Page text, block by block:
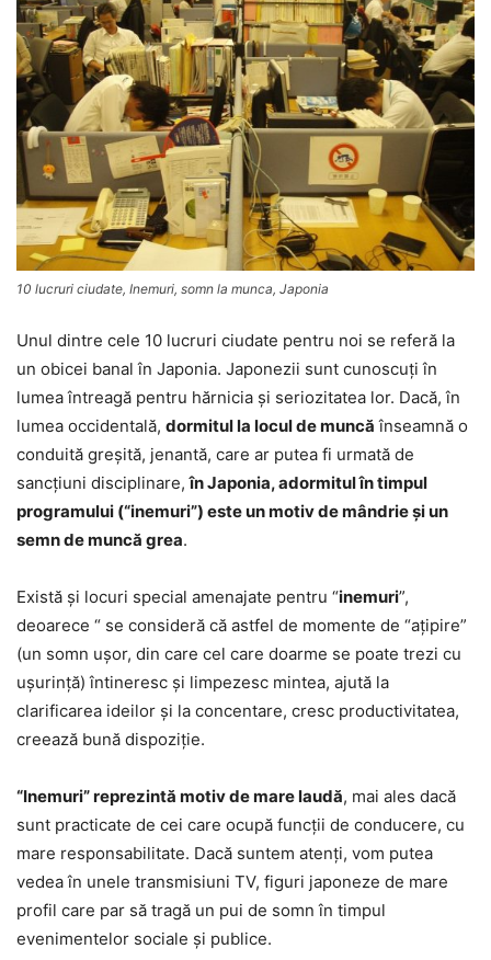
10 lucruri ciudate, Inemuri, somn la munca, Japonia
Unul dintre cele 10 lucruri ciudate pentru noi se referă la
un obicei banal în Japonia. Japonezii sunt cunoscuţi în
lumea întreagă pentru hărnicia şi seriozitatea lor. Dacă, în
lumea occidentală, dormitul la locul de muncă înseamnă o
conduită greşită, jenantă, care ar putea fi urmată de
sancţiuni disciplinare,în Japonia, adormitul în timpul
programului (“inemuri”) este un motiv de mândrie şi un
semn de muncă grea.
Există şi locuri special amenajate pentru “inemuri”,
deoarece “ se consideră că astfel de momente de “aţipire”
(un somn uşor, din care cel care doarme se poate trezi cu
uşurinţă) întineresc şi limpezesc mintea, ajută la
clarificarea ideilor şi la concentare, cresc productivitatea,
creează bună dispoziţie.
“Inemuri” reprezintă motiv de mare laudă, mai ales dacă
sunt practicate de cei care ocupă funcţii de conducere, cu
mare responsabilitate. Dacă suntem atenţi, vom putea
vedea în unele transmisiuni TV, figuri japoneze de mare
profil care par să tragă un pui de somn în timpul
evenimentelor sociale și publice.